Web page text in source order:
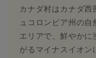
カナダ村はカナダ西
ュコロンビア州の
エリアで、鮮やかに
がるマイナスイオン